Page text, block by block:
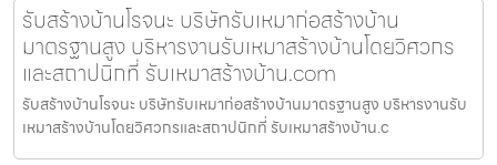
รับสร้างบ้านโรจนะ บริษัทรับเหมาก่อสร้างบ้าน
มาตรฐานสูง บริหารงานรับเหมาสร้างบ้านโดยวิศวกร
และสถาปนิกที่ รับเหมาสร้างบ้าน.com
รับสร้างบ้านโรจนะ บริษัทรับเหมาก่อสร้างบ้านมาตรฐานสูง บริหารงานรับ
เหมาสร้างบ้านโดยวิศวกรและสถาปนิกที่ รับเหมาสร้างบ้าน.c